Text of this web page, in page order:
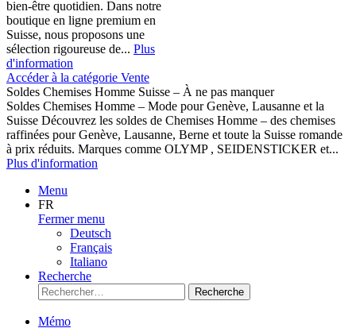
bien-être quotidien. Dans notre
boutique en ligne premium en
Suisse, nous proposons une
sélection rigoureuse de... Plus
d'information
Accéder à la catégorie Vente
Soldes Chemises Homme Suisse – À ne pas manquer
Soldes Chemises Homme – Mode pour Genève, Lausanne et la
Suisse Découvrez les soldes de Chemises Homme – des chemises
raffinées pour Genève, Lausanne, Berne et toute la Suisse romande
à prix réduits. Marques comme OLYMP , SEIDENSTICKER et...
Plus d'information
Menu
FR
Fermer menu
Deutsch
Français
Italiano
Recherche
Recherche
Mémo